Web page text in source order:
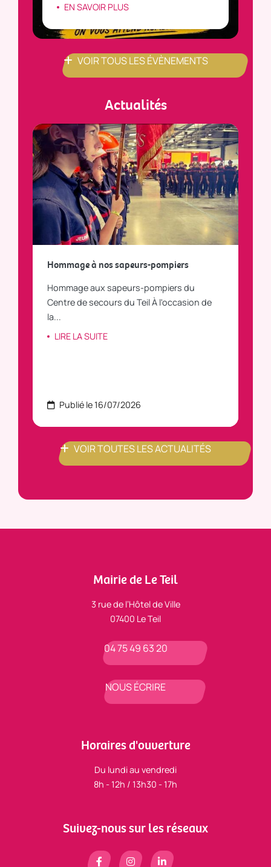
EN SAVOIR PLUS
VOIR TOUS LES ÉVÈNEMENTS
Actualités
Hommage à nos sapeurs-pompiers
Hommage aux sapeurs-pompiers du
Centre de secours du Teil À l'occasion de
la...
LIRE LA SUITE
Publié le 16/07/2026
VOIR TOUTES LES ACTUALITÉS
Mairie de Le Teil
3 rue de l’Hôtel de Ville
07400 Le Teil
04 75 49 63 20
NOUS ÉCRIRE
Horaires d'ouverture
Du lundi au vendredi
8h - 12h / 13h30 - 17h
Suivez-nous sur les réseaux